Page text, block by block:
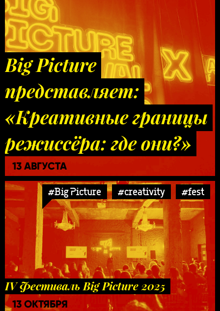
Big Picture
представляет:
«Креативные границы
режиссёра: где они?»
13 АВГУСТА
#Big Picture #creativity #fest
IV Фестиваль Big Picture 2025
13 ОКТЯБРЯ